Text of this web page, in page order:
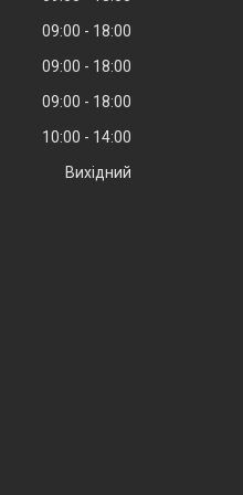
09:00
18:00
09:00
18:00
09:00
18:00
10:00
14:00
Вихідний